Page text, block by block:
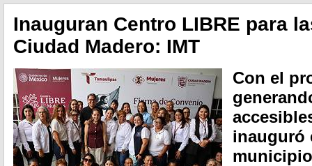
Inauguran Centro LIBRE para
Ciudad Madero: IMT
Con el
inauguró